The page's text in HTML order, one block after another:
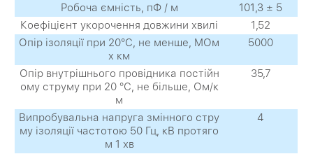
Робоча ємність, пФ / м
101,3 ± 5
Коефіцієнт укорочення довжини хвилі
1,52
Опір ізоляції при 20°С, не менше, МОм
x км
5000
Опір внутрішнього провідника постійн
ому струму при 20 °С, не більше, Ом/к
м
35,7
Випробувальна напруга змінного стру
му ізоляції частотою 50 Гц, кВ протяго
м 1 хв
4